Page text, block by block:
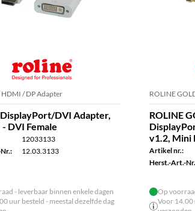
HDMI / DP Adapter
DVI Adapter,
DVI Female
12033133
12.03.3133
- leverbaar binnen enkele dagen
uur besteld - meestal dezelfde dag
ROLINE
ROLINE
v1.2, Mini
Artikel nr.:
Herst.-Art.-
Op
Voor 14.00